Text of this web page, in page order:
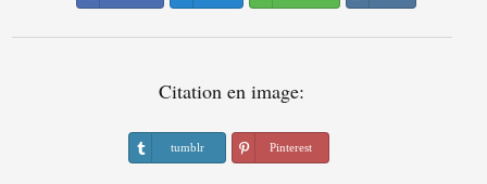
Citation en image:
tumblr Pinterest